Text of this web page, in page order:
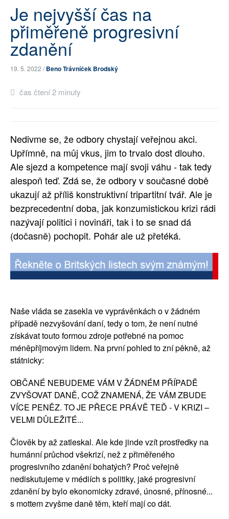
RUBRIKY
PLNÁ VERZE STRÁNEK
Je nejvyšší čas na
přiměřeně progresivní
zdanění
19. 5. 2022 /Beno Trávníček Brodský
čas čtení 2 minuty
Nedivme se, že odbory chystají veřejnou akci.
Upřímně, na můj vkus, jim to trvalo dost dlouho.
Ale sjezd a kompetence mají svoji váhu - tak tedy
alespoň teď. Zdá se, že odbory v současné době
ukazují až příliš konstruktivní tripartitní tvář. Ale je
bezprecedentní doba, jak konzumistickou krizi rádi
nazývají politici i novináři, tak i to se snad dá
(dočasně) pochopit. Pohár ale už přetéká.
Naše vláda se zasekla ve vyprávěnkách o v žádném
případě nezvyšování daní, tedy o tom, že není nutné
získávat touto formou zdroje potřebné na pomoc
méněpříjmovým lidem. Na první pohled to zní pěkně, až
státnicky:
OBČANÉ NEBUDEME VÁM V ŽÁDNÉM PŘÍPADĚ
ZVYŠOVAT DANĚ, COŽ ZNAMENÁ, ŽE VÁM ZBUDE
VÍCE PENĚZ. TO JE PŘECE PRÁVĚ TEĎ - V KRIZI –
VELMI DŮLEŽITÉ...
Člověk by až zatleskal. Ale kde jinde vzít prostředky na
humánní průchod všekrizí, než z přiměřeného
progresivního zdanění bohatých? Proč veřejně
nediskutujeme v médiích s politiky, jaké progresivní
zdanění by bylo ekonomicky zdravé, únosné, přínosné...
s mottem zvyšme daně těm, kteří mají co dát.